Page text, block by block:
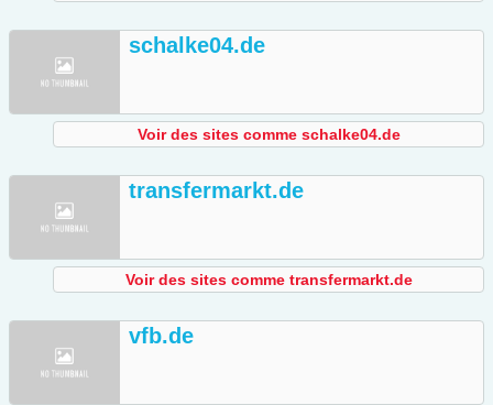
schalke04.de
Voir des sites comme schalke04.de
transfermarkt.de
Voir des sites comme transfermarkt.de
vfb.de